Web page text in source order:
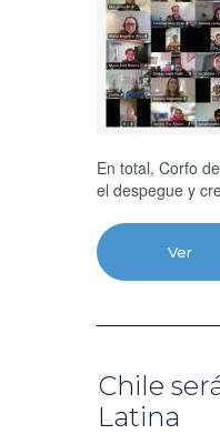
En total, Corfo
el despegue y
Ver
Chile
Latina